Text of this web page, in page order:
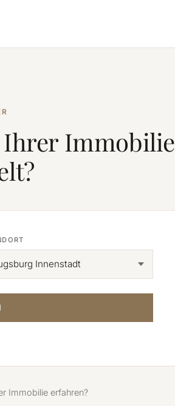
Ihrer Immobilie
Immobilie erfahren?